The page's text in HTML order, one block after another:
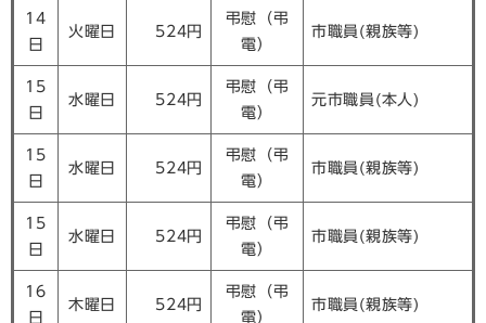
14
日
火曜日 524円
弔慰（弔
電）
市職員(親族等)
15
日
水曜日 524円
弔慰（弔
電）
元市職員(本人)
15
日
水曜日 524円
弔慰（弔
電）
市職員(親族等)
15
日
水曜日 524円
弔慰（弔
電）
市職員(親族等)
16
日
木曜日 524円
弔慰（弔
電）
市職員(親族等)